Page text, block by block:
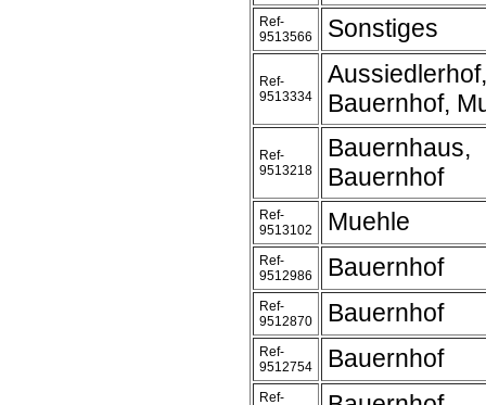
Ref-
9513566
Sonstiges
Ref-
9513334
Aussiedlerhof,
Bauernhof,
Ref-
9513218
Bauernhaus,
Bauernhof
Ref-
9513102
Muehle
Ref-
9512986
Bauernhof
Ref-
9512870
Bauernhof
Ref-
9512754
Bauernhof
Ref-